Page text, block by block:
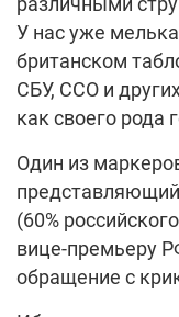
У нас уже
британском
СБУ, ССО и
как своего рода
Один из
(60%
вице-премьеру
обращение с